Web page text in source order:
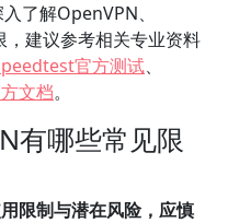
了解OpenVPN、
建议参考相关专业资料
官方测试、
文档。
有哪些常见限
限制与潜在风险，应慎